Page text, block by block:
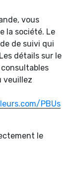
vous
la société. Le
de suivi qui
détails sur le
veuillez
PBUs
le